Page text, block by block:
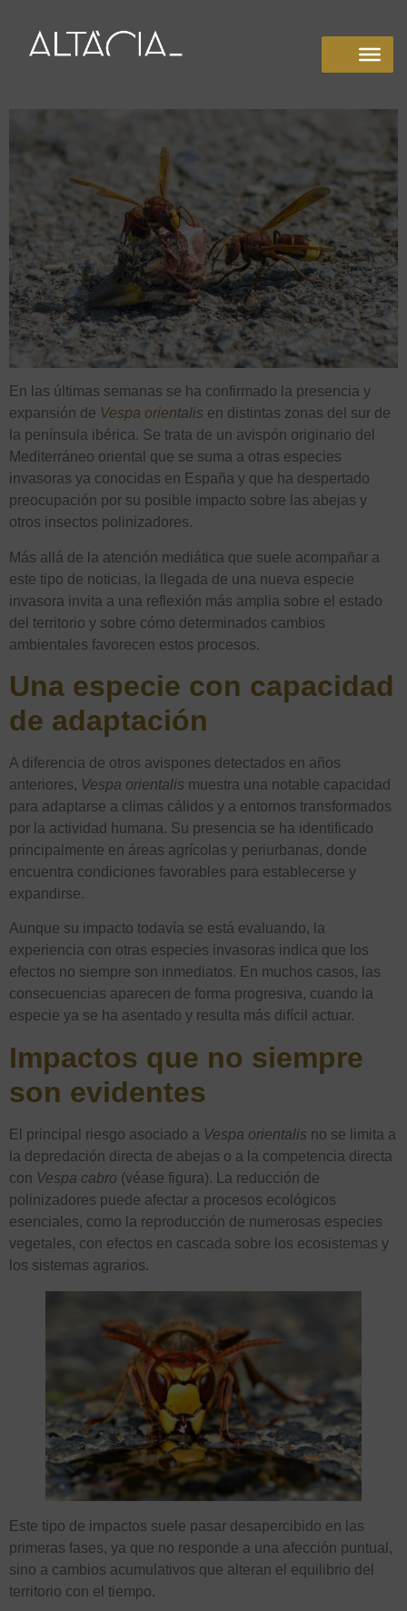
En las últimas semanas se ha confirmado la presencia y
expansión de Vespa orientalis en distintas zonas del sur de
la península ibérica. Se trata de un avispón originario del
Mediterráneo oriental que se suma a otras especies
invasoras ya conocidas en España y que ha despertado
preocupación por su posible impacto sobre las abejas y
otros insectos polinizadores.
Más allá de la atención mediática que suele acompañar a
este tipo de noticias, la llegada de una nueva especie
invasora invita a una reflexión más amplia sobre el estado
del territorio y sobre cómo determinados cambios
ambientales favorecen estos procesos.
Una especie con capacidad
de adaptación
A diferencia de otros avispones detectados en años
anteriores, Vespa orientalis muestra una notable capacidad
para adaptarse a climas cálidos y a entornos transformados
por la actividad humana. Su presencia se ha identificado
principalmente en áreas agrícolas y periurbanas, donde
encuentra condiciones favorables para establecerse y
expandirse.
Aunque su impacto todavía se está evaluando, la
experiencia con otras especies invasoras indica que los
efectos no siempre son inmediatos. En muchos casos, las
consecuencias aparecen de forma progresiva, cuando la
especie ya se ha asentado y resulta más difícil actuar.
Impactos que no siempre
son evidentes
El principal riesgo asociado a Vespa orientalis no se limita a
la depredación directa de abejas o a la competencia directa
con Vespa cabro (véase figura). La reducción de
polinizadores puede afectar a procesos ecológicos
esenciales, como la reproducción de numerosas especies
vegetales, con efectos en cascada sobre los ecosistemas y
los sistemas agrarios.
Este tipo de impactos suele pasar desapercibido en las
primeras fases, ya que no responde a una afección puntual,
sino a cambios acumulativos que alteran el equilibrio del
territorio con el tiempo.